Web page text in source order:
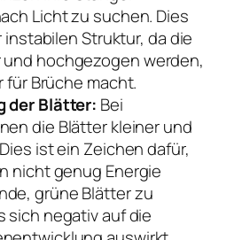
Licht zu suchen. Dies
Struktur, da die
hochgezogen werden,
für Brüche macht.
der Blätter: Bei
die Blätter kleiner und
ist ein Zeichen dafür,
nicht genug Energie
grüne Blätter zu
sich negativ auf die